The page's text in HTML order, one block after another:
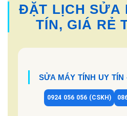
ĐẶT LỊCH SỬA
TÍN, GIÁ RẺ
SỬA MÁY TÍNH UY TÍN
0924 056 056 (CSKH)